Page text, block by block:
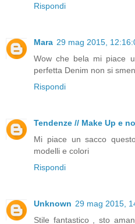
Rispondi
Mara 29 mag 2015,
Wow che bela mi piace
perfetta Denim non si
Rispondi
Tendenze // Make Up e
Mi piace un sacco
modelli e colori
Rispondi
Unknown 29 mag 2015,
Stile fantastico , sto